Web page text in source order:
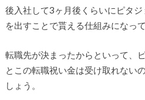
後入社して3ヶ月後くらいにピタ
を出すことで貰える仕組みになっ
転職先が決まったからといって、
とこの転職祝い金は受け取れない
しょう。